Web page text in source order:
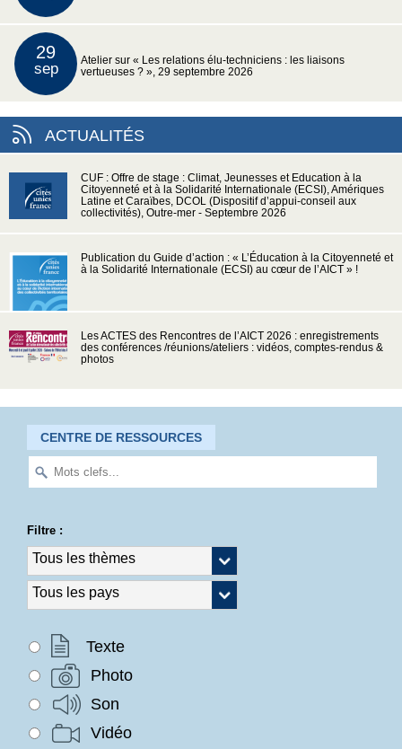
29
sep
Atelier sur « Les relations élu-techniciens : les liaisons
vertueuses ? », 29 septembre 2026
ACTUALITÉS
CUF : Offre de stage : Climat, Jeunesses et Education à la
Citoyenneté et à la Solidarité Internationale (ECSI), Amériques
Latine et Caraïbes, DCOL (Dispositif d’appui-conseil aux
collectivités), Outre-mer - Septembre 2026
Publication du Guide d’action : « L’Éducation à la Citoyenneté et
à la Solidarité Internationale (ECSI) au cœur de l’AICT » !
Les ACTES des Rencontres de l’AICT 2026 : enregistrements
des conférences /réunions/ateliers : vidéos, comptes-rendus &
photos
CENTRE DE RESSOURCES
Filtre :
Texte
Photo
Son
Vidéo